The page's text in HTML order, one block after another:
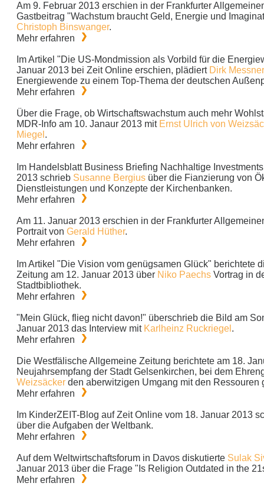
Am 9. Februar 2013 erschien in der Frankfurter
Gastbeitrag "Wachstum braucht Geld, Energie und
Christoph Binswanger.
Mehr erfahren
Im Artikel "Die US-Mondmission als Vorbild für die
Januar 2013 bei Zeit Online erschien, plädiert Dirk Messner
Energiewende zu einem Top-Thema der deutschen
Mehr erfahren
Über die Frage, ob Wirtschaftswachstum auch mehr
MDR-Info am 10. Janaur 2013 mit Ernst Ulrich von
Miegel .
Mehr erfahren
Im Handelsblatt Business Briefing Nachhaltige
2013 schrieb Susanne Bergius über die Fianzierung von
Dienstleistungen und Konzepte der Kirchenbanken.
Mehr erfahren
Am 11. Januar 2013 erschien in der Frankfurter
Portrait von Gerald Hüther.
Mehr erfahren
Im Artikel "Die Vision vom genügsamen Glück" berichtete
Zeitung am 12. Januar 2013 über Niko Paechs Vortrag in
Stadtbibliothek.
Mehr erfahren
"Mein Glück, flieg nicht davon!" überschrieb die Bild am
Januar 2013 das Interview mit Karlheinz Ruckriegel .
Mehr erfahren
Die Westfälische Allgemeine Zeitung berichtete am 18.
Neujahrsempfang der Stadt Gelsenkirchen, bei dem
Weizsäcker den aberwitzigen Umgang mit den Ressouren
Mehr erfahren
Im KinderZEIT-Blog auf Zeit Online vom 18. Januar 2013
über die Aufgaben der Weltbank.
Mehr erfahren
Auf dem Weltwirtschaftsforum in Davos diskutierte Sulak
Januar 2013 über die Frage "Is Religion Outdated in the
Mehr erfahren